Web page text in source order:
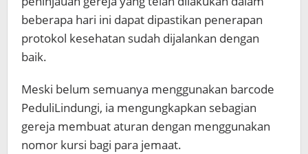
beberapa hari ini dapat dipastikan penerapan
protokol kesehatan sudah dijalankan dengan
baik.
Meski belum semuanya menggunakan barcode
PeduliLindungi, ia mengungkapkan sebagian
gereja membuat aturan dengan menggunakan
nomor kursi bagi para jemaat.